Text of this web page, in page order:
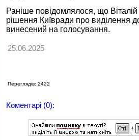
Раніше повідомлялося, що
рішення Київради про виділення
винесений на голосування.
25.06.2025
Переглядів: 2422
Коментарі (0):